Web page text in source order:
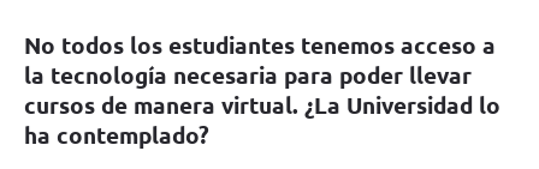
No todos los estudiantes tenemos acceso a
la tecnología necesaria para poder llevar
cursos de manera virtual. ¿La Universidad lo
ha contemplado?